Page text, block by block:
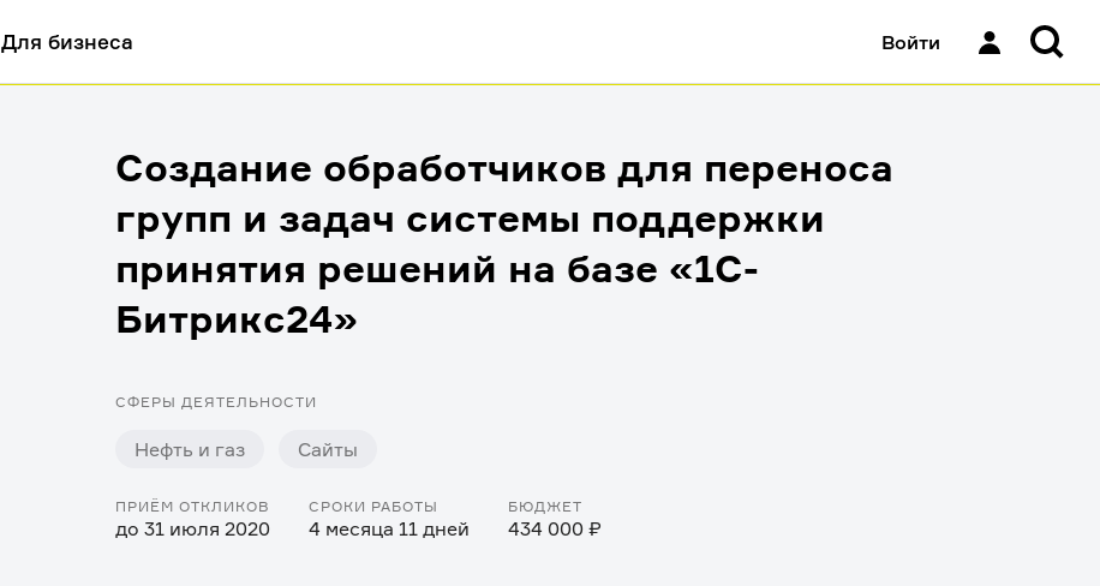
Для бизнеса Войти
Создание обработчиков для переноса
групп и задач системы поддержки
принятия решений на базе «1С-
Битрикс24»
СФЕРЫ ДЕЯТЕЛЬНОСТИ
Нефть и газ Сайты
ПРИЁМ ОТКЛИКОВ
до 31 июля 2020
СРОКИ РАБОТЫ
4 месяца 11 дней
БЮДЖЕТ
434 000 ₽